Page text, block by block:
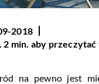
2018
2 min. aby przeczytać
na pewno jest